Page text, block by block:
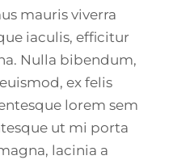
mauris viverra
iaculis, efficitur
Nulla bibendum,
ex felis
lorem sem
ut mi porta
lacinia a